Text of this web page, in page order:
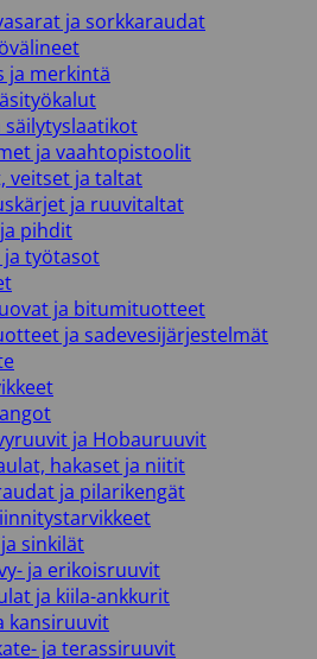
ja sorkkaraudat
ja merkintä
säilytyslaatikot
ja vaahtopistoolit
veitset ja taltat
ja ruuvitaltat
pihdit
ja työtasot
ja bitumituotteet
ja sadevesijärjestelmät
ja Hobauruuvit
hakaset ja niitit
ja pilarikengät
sinkilät
ja erikoisruuvit
ja kiila-ankkurit
kansiruuvit
ja terassiruuvit